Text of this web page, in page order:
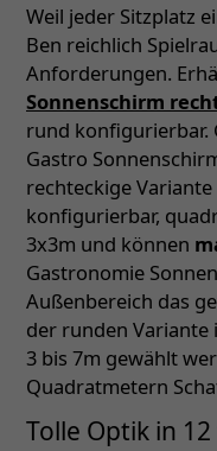
Weil jeder Sitzplatz
Ben reichlich
Anforderungen.
Sonnenschirm
rund konfigurierbar.
Gastro
rechteckige
konfigurierbar,
3x3m und können
Gastronomie
Außenbereich das
der runden Variante
3 bis 7m gewählt
Quadratmetern
Tolle Optik in